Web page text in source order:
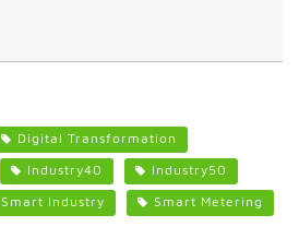
Digital Transformation
Industry40
Industry50
Smart Industry
Smart Metering